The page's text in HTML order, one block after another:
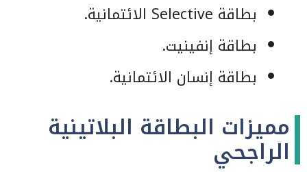
بطاقة Selective الائتمانية.
بطاقة إنفينيت.
بطاقة إنسان الائتمانية.
مميزات البطاقة البلاتينية
الراجحي